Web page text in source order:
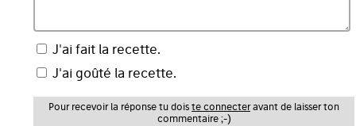
J'ai fait la recette.
J'ai goûté la recette.
Pour recevoir la réponse tu dois te connecteravant de laisser ton
commentaire ;-)